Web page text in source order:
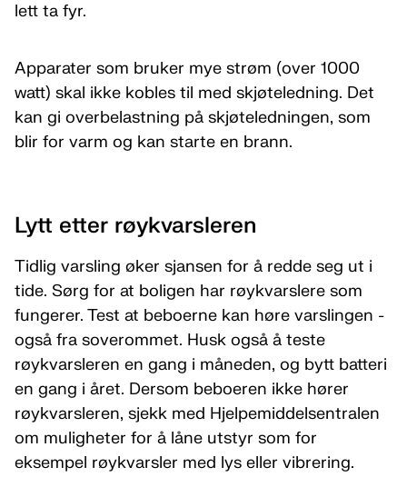
lett ta fyr.
Apparater som bruker mye strøm (over 1000
watt) skal ikke kobles til med skjøteledning. Det
kan gi overbelastning på skjøteledningen, som
blir for varm og kan starte en brann.
Lytt etter røykvarsleren
Tidlig varsling øker sjansen for å redde seg ut i
tide. Sørg for at boligen har røykvarslere som
fungerer. Test at beboerne kan høre varslingen -
også fra soverommet. Husk også å teste
røykvarsleren en gang i måneden, og bytt batteri
en gang i året. Dersom beboeren ikke hører
røykvarsleren, sjekk med Hjelpemiddelsentralen
om muligheter for å låne utstyr som for
eksempel røykvarsler med lys eller vibrering.